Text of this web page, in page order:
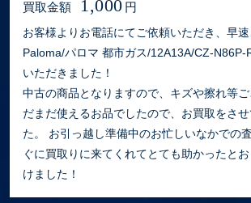
買取金額 1,000 円
お客様よりお電話にてご依頼いただき、早速
Paloma/パロマ 都市ガス/12A13A/CZ-N86P-
いただきました！
中古の商品となりますので、キズや擦れ等
だまだ使えるお品でしたので、お買取をさ
た。 お引っ越し準備中のお忙しいなかでの
ぐに買取りに来てくれてとても助かったと
けました！